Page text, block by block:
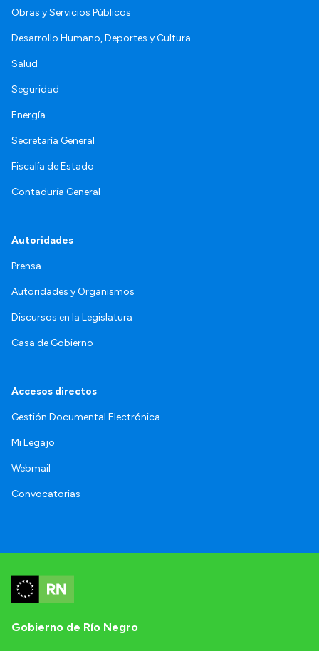
Obras y Servicios Públicos
Desarrollo Humano, Deportes y Cultura
Salud
Seguridad
Energía
Secretaría General
Fiscalía de Estado
Contaduría General
Autoridades
Prensa
Autoridades y Organismos
Discursos en la Legislatura
Casa de Gobierno
Accesos directos
Gestión Documental Electrónica
Mi Legajo
Webmail
Convocatorias
Gobierno de Río Negro